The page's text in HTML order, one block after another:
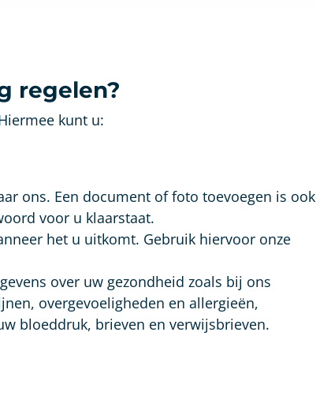
regelen?
kunt u:
ons. Een document of foto toevoegen is ook
voor u klaarstaat.
het u uitkomt. Gebruik hiervoor onze
over uw gezondheid zoals bij ons
overgevoeligheden en allergieën,
bloeddruk, brieven en verwijsbrieven.